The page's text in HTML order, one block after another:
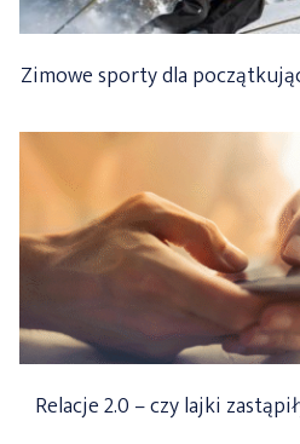
Zimowe sporty dla
Relacje 2.0 – czy lajki